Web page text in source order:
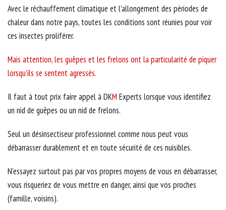
Avec le réchauffement climatique et l’allongement des périodes de
chaleur dans notre pays, toutes les conditions sont réunies pour voir
ces insectes proliférer.
Mais attention, les guêpes et les frelons ont la particularité de piquer
lorsqu’ils se sentent agressés.
Il faut à tout prix faire appel à DKM Experts lorsque vous identifiez
un nid de guêpes ou un nid de frelons.
Seul un désinsectiseur professionnel comme nous peut vous
débarrasser durablement et en toute sécurité de ces nuisibles.
N’essayez surtout pas par vos propres moyens de vous en débarrasser,
vous risqueriez de vous mettre en danger, ainsi que vos proches
(famille, voisins).